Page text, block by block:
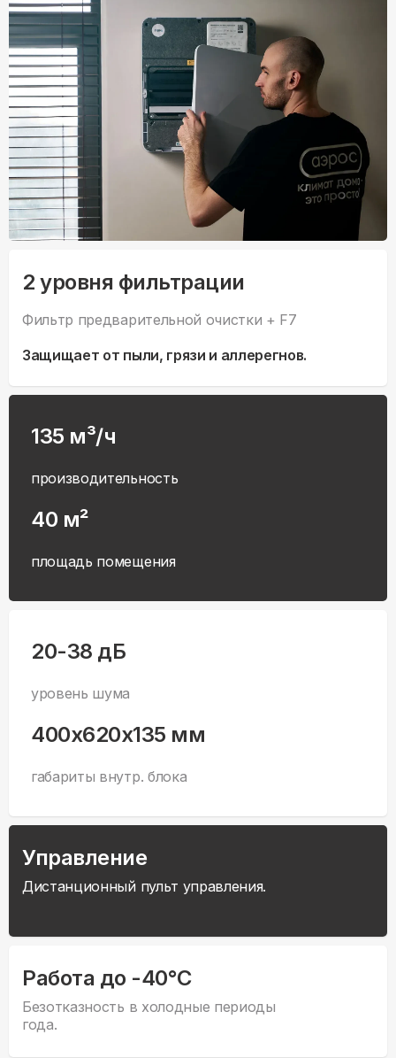
2 уровня фильтрации
Фильтр предварительной очистки + F7
Защищает от пыли, грязи и аллерегнов.
135 м³/ч
производительность
40 м²
площадь помещения
20-38 дБ
уровень шума
400x620x135 мм
габариты внутр. блока
Управление
Дистанционный пульт управления.
Работа до -40°С
Безотказность в холодные периоды
года.